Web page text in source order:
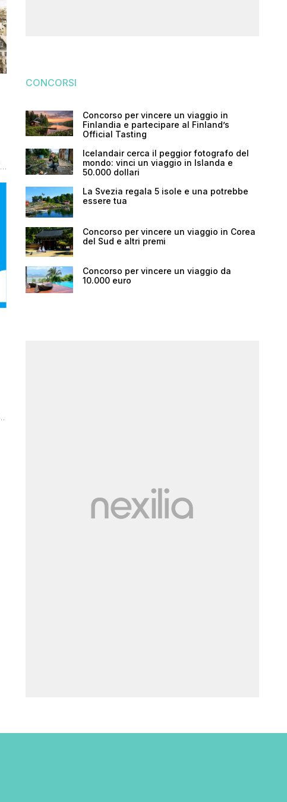
CONCORSI
Concorso per vincere un viaggio in
Finlandia e partecipare al Finland’s
Official Tasting
Icelandair cerca il peggior fotografo del
mondo: vinci un viaggio in Islanda e
50.000 dollari
La Svezia regala 5 isole e una potrebbe
essere tua
Concorso per vincere un viaggio in Corea
del Sud e altri premi
Concorso per vincere un viaggio da
10.000 euro